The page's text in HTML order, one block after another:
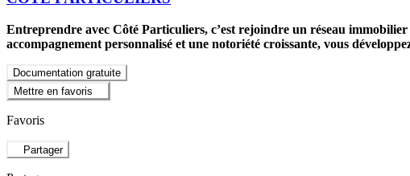
Entreprendre avec Côté Particuliers, c’est rejoindre un réseau
accompagnement personnalisé et une notoriété croissante, vous
Documentation gratuite
Mettre en favoris
Favoris
Partager